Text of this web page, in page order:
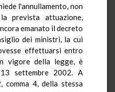
l'annullamento, non
prevista attuazione,
emanato il decreto
dei ministri, la cui
effettuarsi entro
vigore della legge, è
settembre 2002. A
4, della stessa